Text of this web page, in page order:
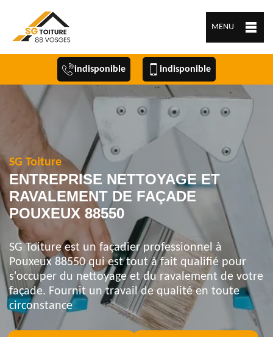
MENU
indisponible indisponible
SG Toiture
ENTREPRISE NETTOYAGE ET
RAVALEMENT DE FAÇADE
POUXEUX 88550
SG Toiture est un façadier professionnel à
Pouxeux 88550 qui est tout à fait qualifié pour
s'occuper du nettoyage et du ravalement de votre
façade. Fournit un travail de qualité en toute
circonstance